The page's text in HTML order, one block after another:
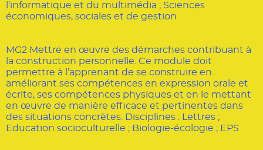
l’informatique et du multimédia ; Sciences
économiques, sociales et de gestion
MG2 Mettre en œuvre des démarches contribuant à
la construction personnelle. Ce module doit
permettre à l’apprenant de se construire en
améliorant ses compétences en expression orale et
écrite, ses compétences physiques et en le mettant
en œuvre de manière efficace et pertinentes dans
des situations concrètes. Disciplines : Lettres ;
Education socioculturelle ; Biologie-écologie ; EPS